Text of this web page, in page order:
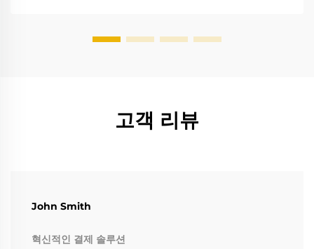
고객 리뷰
John Smith
혁신적인 결제 솔루션